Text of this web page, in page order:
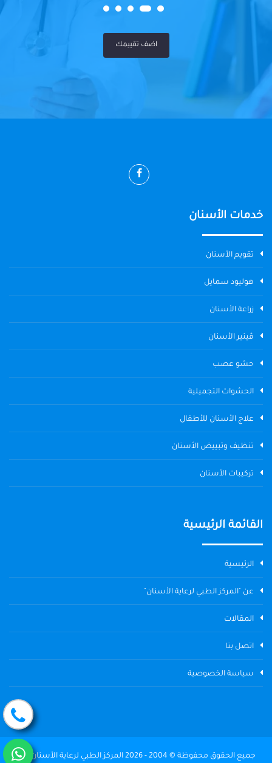
اضف تقييمك
خدمات الأسنان
تقويم الأسنان
هوليود سمايل
زراعة الأسنان
ڤينير الأسنان
حشو عصب
الحشوات التجميلية
علاج الأسنان للأطفال
تنظيف وتبييض الأسنان
تركيبات الأسنان
القائمة الرئيسية
الرئيسية
عن "المركز الطبي لرعاية الأسنان"
المقالات
اتصل بنا
سياسة الخصوصية
جميع الحقوق محفوظة © 2004 - 2026 المركز الطبي لرعاية الأسنان The